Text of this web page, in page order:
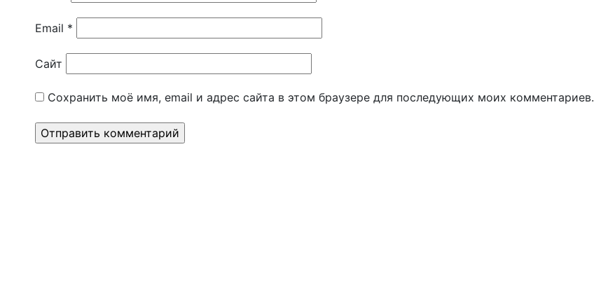
Email *
Сайт
Сохранить моё имя, email и адрес сайта в этом браузере для последующих моих комментариев.